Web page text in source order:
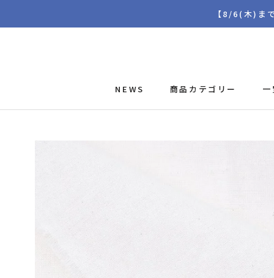
【8/6(木)ま
NEWS 商品カテゴリー